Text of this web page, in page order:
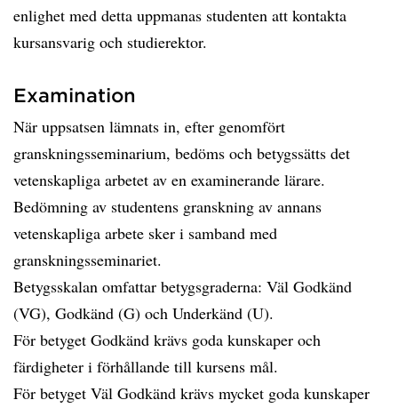
enlighet med detta uppmanas studenten att kontakta
kursansvarig och studierektor.
Examination
När uppsatsen lämnats in, efter genomfört
granskningsseminarium, bedöms och betygssätts det
vetenskapliga arbetet av en examinerande lärare.
Bedömning av studentens granskning av annans
vetenskapliga arbete sker i samband med
granskningsseminariet.
Betygsskalan omfattar betygsgraderna: Väl Godkänd
(VG), Godkänd (G) och Underkänd (U).
För betyget Godkänd krävs goda kunskaper och
färdigheter i förhållande till kursens mål.
För betyget Väl Godkänd krävs mycket goda kunskaper